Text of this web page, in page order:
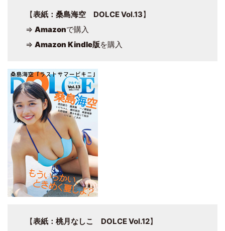
【表紙：桑島海空 DOLCE Vol.13】
⇒ Amazonで購入
⇒ Amazon Kindle版を購入
【表紙：桃月なしこ DOLCE Vol.12】